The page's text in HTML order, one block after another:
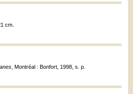
cm.
, Montréal : Bonfort, 1998, s. p.